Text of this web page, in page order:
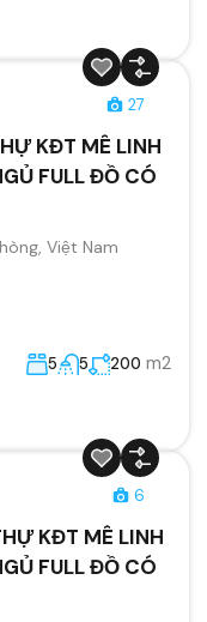
27
KĐT MÊ LINH
FULL ĐỒ CÓ
Việt Nam
5 5 200 m2
6
KĐT MÊ LINH
FULL ĐỒ CÓ